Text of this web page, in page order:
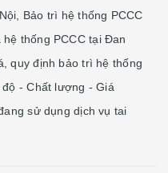
Bảo trì hệ thống PCCC
thống PCCC tại Đan
quy định bảo trì hệ thống
- Chất lượng - Giá
sử dụng dịch vụ tai